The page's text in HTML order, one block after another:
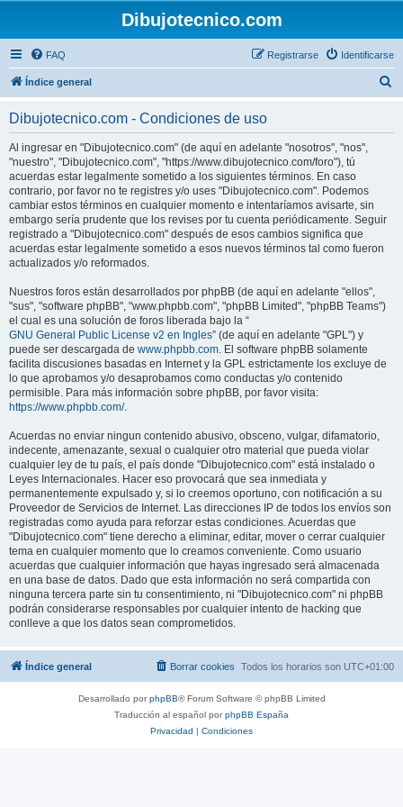
Dibujotecnico.com
FAQ Identificarse
Registrarse
Índice general
Dibujotecnico.com - Condiciones de uso
Al ingresar en "Dibujotecnico.com" (de aquí en adelante "nosotros", "nos",
"nuestro", "Dibujotecnico.com", "https://www.dibujotecnico.com/foro"), tú
acuerdas estar legalmente sometido a los siguientes términos. En caso
contrario, por favor no te registres y/o uses "Dibujotecnico.com". Podemos
cambiar estos términos en cualquier momento e intentaríamos avisarte, sin
embargo sería prudente que los revises por tu cuenta periódicamente. Seguir
registrado a "Dibujotecnico.com" después de esos cambios significa que
acuerdas estar legalmente sometido a esos nuevos términos tal como fueron
actualizados y/o reformados.
Nuestros foros están desarrollados por phpBB (de aquí en adelante "ellos",
"sus", "software phpBB", "www.phpbb.com", "phpBB Limited", "phpBB Teams")
el cual es una solución de foros liberada bajo la “
GNU General Public License v2 en Ingles” (de aquí en adelante "GPL") y
puede ser descargada de www.phpbb.com. El software phpBB solamente
facilita discusiones basadas en Internet y la GPL estrictamente los excluye de
lo que aprobamos y/o desaprobamos como conductas y/o contenido
permisible. Para más información sobre phpBB, por favor visita:
https://www.phpbb.com/.
Acuerdas no enviar ningun contenido abusivo, obsceno, vulgar, difamatorio,
indecente, amenazante, sexual o cualquier otro material que pueda violar
cualquier ley de tu país, el país donde "Dibujotecnico.com" está instalado o
Leyes Internacionales. Hacer eso provocará que sea inmediata y
permanentemente expulsado y, si lo creemos oportuno, con notificación a su
Proveedor de Servicios de Internet. Las direcciones IP de todos los envíos son
registradas como ayuda para reforzar estas condiciones. Acuerdas que
"Dibujotecnico.com" tiene derecho a eliminar, editar, mover o cerrar cualquier
tema en cualquier momento que lo creamos conveniente. Como usuario
acuerdas que cualquier información que hayas ingresado será almacenada
en una base de datos. Dado que esta información no será compartida con
ninguna tercera parte sin tu consentimiento, ni "Dibujotecnico.com" ni phpBB
podrán considerarse responsables por cualquier intento de hacking que
conlleve a que los datos sean comprometidos.
Índice general Todos los horarios son UTC+01:00
Borrar cookies
Desarrollado porphpBB® Forum Software © phpBB Limited
Traducción al español porphpBB España
Privacidad | Condiciones